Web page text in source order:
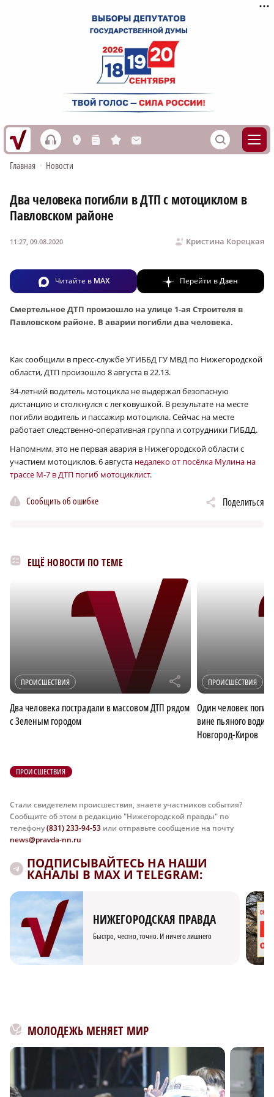
h L n s M S
Главная • Новости
Два человека погибли в ДТП с мотоциклом в
Павловском районе
Кристина Корецкая
11:27, 09.08.2020
Читайте в MAX Перейти вДзен
Смертельное ДТП произошло на улице 1‑ая Строителя в
Павловском районе. В аварии погибли два человека.
Как сообщили в пресс-службе УГИББД ГУ МВД по Нижегородской
области, ДТП произошло 8 августа в 22.13.
34-летний водитель мотоцикла не выдержал безопасную
дистанцию и столкнулся с легковушкой. В результате на месте
погибли водитель и пассажир мотоцикла. Сейчас на месте
работает следственно-оперативная группа и сотрудники ГИБДД.
Напомним, это не первая авария в Нижегородской области с
участием мотоциклов. 6 августа недалеко от посёлка Мулина на
трассе М‑7 в ДТП погиб мотоциклист.
Сообщить об ошибке Поделиться
ЕЩЁ НОВОСТИ ПО ТЕМЕ
ПРОИСШЕСТВИЯ r
Два человека пострадали в массовом ДТП рядом
с Зеленым городом
ПРОИСШЕСТВИЯ
Один человек
вине пьяного
Новгород-Киров
ПРОИСШЕСТВИЯ
Стали свидетелем происшествия, знаете участников события?
Сообщите об этом в редакцию "Нижегородской правды" по
телефону(831) 233-94-53 или отправьте сообщение на почту
news@pravda-nn.ru
ПОДПИСЫВАЙТЕСЬ НА НАШИ
КАНАЛЫ В MAX И TELEGRAM:
НИЖЕГОРОДСКАЯ ПРАВДА
Быстро, честно, точно. И ничего лишнего
МОЛОДЕЖЬ МЕНЯЕТ МИР